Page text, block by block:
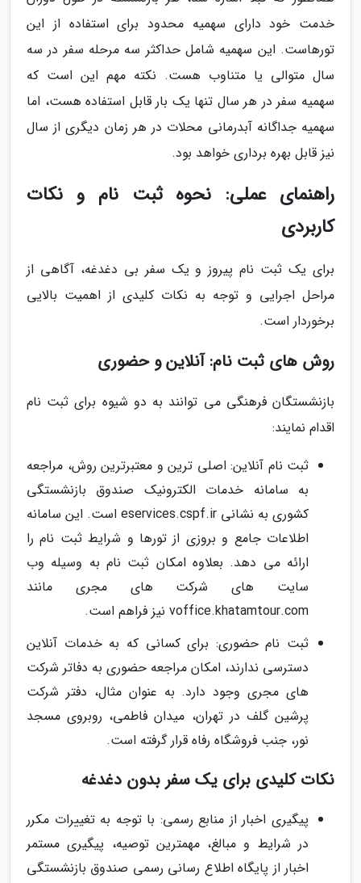
خدمت خود دارای سهمیه محدود برای استفاده از این
تورهاست. این سهمیه شامل حداکثر سه مرحله سفر در سه
سال متوالی یا متناوب هست. نکته مهم این است که
سهمیه سفر در هر سال تنها یک بار قابل استفاده هست، اما
سهمیه جداگانه آبدرمانی محلات در هر زمان دیگری از سال
نیز قابل بهره برداری خواهد بود.
راهنمای عملی: نحوه ثبت نام و نکات
کاربردی
برای یک ثبت نام پیروز و یک سفر بی دغدغه، آگاهی از
مراحل اجرایی و توجه به نکات کلیدی از اهمیت بالایی
برخوردار است.
روش های ثبت نام: آنلاین و حضوری
بازنشستگان فرهنگی می توانند به دو شیوه برای ثبت نام
اقدام نمایند:
ثبت نام آنلاین: اصلی ترین و معتبرترین روش، مراجعه
به سامانه خدمات الکترونیک صندوق بازنشستگی
کشوری به نشانی eservices.cspf.ir است. این سامانه
اطلاعات جامع و بروزی از تورها و شرایط ثبت نام را
ارائه می دهد. بعلاوه امکان ثبت نام به وسیله وب
سایت های شرکت های مجری مانند
voffice.khatamtour.com نیز فراهم است.
ثبت نام حضوری: برای کسانی که به خدمات آنلاین
دسترسی ندارند، امکان مراجعه حضوری به دفاتر شرکت
های مجری وجود دارد. به عنوان مثال، دفتر شرکت
پرشین گلف در تهران، میدان فاطمی، روبروی مسجد
نور، جنب فروشگاه رفاه قرار گرفته است.
نکات کلیدی برای یک سفر بدون دغدغه
پیگیری اخبار از منابع رسمی: با توجه به تغییرات مکرر
در شرایط و مبالغ، مهمترین توصیه، پیگیری مستمر
اخبار از پایگاه اطلاع رسانی رسمی صندوق بازنشستگی